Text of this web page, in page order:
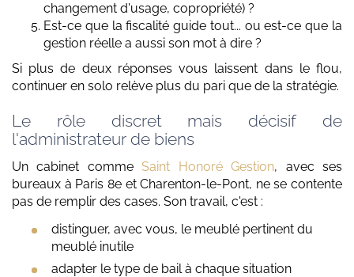
changement d'usage, copropriété) ?
Est-ce que la fiscalité guide tout... ou est-ce que la
gestion réelle a aussi son mot à dire ?
Si plus de deux réponses vous laissent dans le flou,
continuer en solo relève plus du pari que de la stratégie.
Le rôle discret mais décisif de
l'administrateur de biens
Un cabinet commeSaint Honoré Gestion, avec ses
bureaux à Paris 8e et Charenton-le-Pont, ne se contente
pas de remplir des cases. Son travail, c'est :
distinguer, avec vous, le meublé pertinent du
meublé inutile
adapter le type de bail à chaque situation